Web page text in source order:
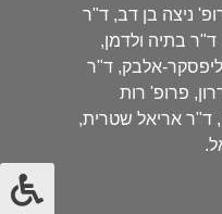
ניצה בן דב, ד"ר
ד"ר בתיה ולדמן,
ליפסקר-אלבק, ד"ר
פרופ' רות
ד"ר אריאל שטרית,